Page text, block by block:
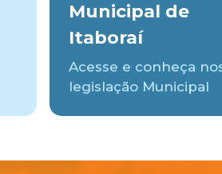
Municipal de
Itaboraí
Acesse e conheça
legislação Municipal